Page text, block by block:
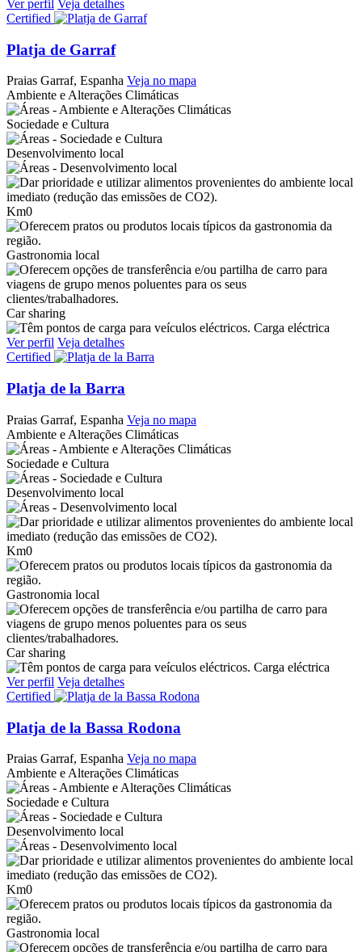
Ver perfil Veja detalhes
Certified
Platja de Garraf
Praias Garraf, Espanha Veja no mapa
Ambiente e Alterações Climáticas
Sociedade e Cultura
Desenvolvimento local
Km0
Gastronomia local
Car sharing
Carga eléctrica
Ver perfil Veja detalhes
Certified
Platja de la Barra
Praias Garraf, Espanha Veja no mapa
Ambiente e Alterações Climáticas
Sociedade e Cultura
Desenvolvimento local
Km0
Gastronomia local
Car sharing
Carga eléctrica
Ver perfil Veja detalhes
Certified
Platja de la Bassa Rodona
Praias Garraf, Espanha Veja no mapa
Ambiente e Alterações Climáticas
Sociedade e Cultura
Desenvolvimento local
Km0
Gastronomia local